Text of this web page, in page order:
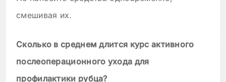
смешивая их.
Сколько в среднем длится курс активного
послеоперационного ухода для
профилактики рубца?